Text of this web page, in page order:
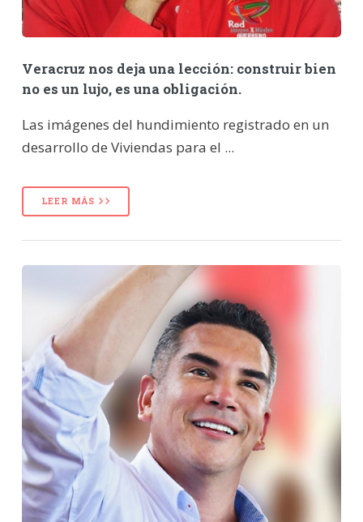
Veracruz nos deja una lección: construir bien
no es un lujo, es una obligación.
Las imágenes del hundimiento registrado en un
desarrollo de Viviendas para el ...
LEER MÁS